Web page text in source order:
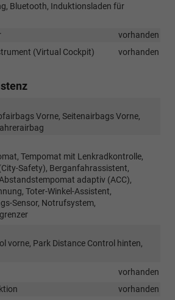
Bluetooth, Induktionsladen für
vorhanden
(Virtual Cockpit)
vorhanden
Vorne, Seitenairbags Vorne,
Tempomat mit Lenkradkontrolle,
Safety), Berganfahrassistent,
adaptiv (ACC),
Toter-Winkel-Assistent,
Sensor, Notrufsystem,
vorne, Park Distance Control hinten,
vorhanden
vorhanden